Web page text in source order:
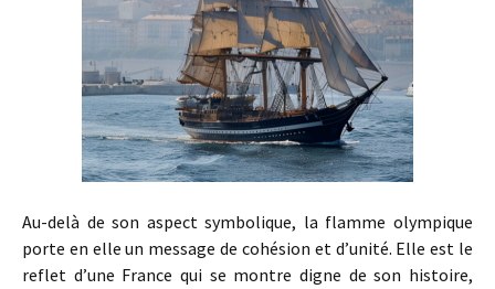
Au-delà de son aspect symbolique, la flamme olympique
porte en elle un message de cohésion et d’unité. Elle est le
reflet d’une France qui se montre digne de son histoire,